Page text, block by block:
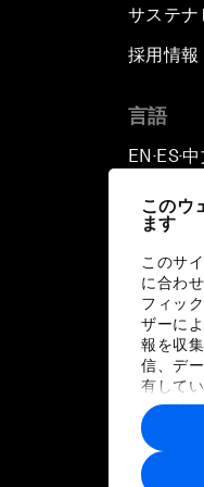
このウ
ます
このサ
に合わ
フィッ
ザーに
報を収
信、デ
有して
ユーザ
報や各
に収集
トナー
サステナ
採用情報
言語
EN ▪ ES▪